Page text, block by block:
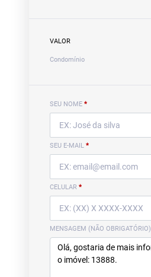
VALOR
Condomínio
SEU NOME *
SEU E-MAIL *
CELULAR *
MENSAGEM (NÃO OBRIGATÓRIO)